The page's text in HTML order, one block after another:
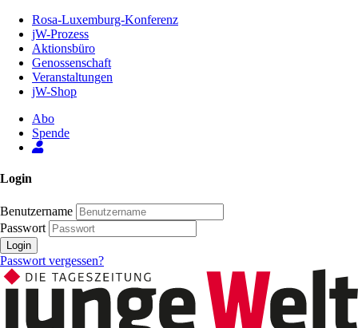
Inhalt
Seite
Rosa-Luxemburg-Konferenz
jW-Prozess
Aktionsbüro
Genossenschaft
Veranstaltungen
jW-Shop
Abo
Spende
Login
Benutzername
Passwort
Login
Passwort vergessen?